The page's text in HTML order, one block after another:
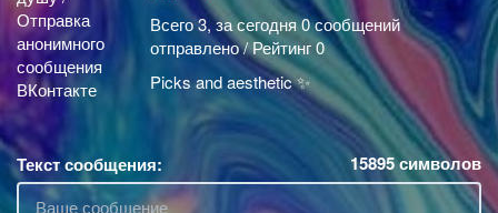
Всего 3, за сегодня 0 сообщений
отправлено / Рейтинг 0
Picks and aesthetic ✨
Текст сообщения: 15895символов